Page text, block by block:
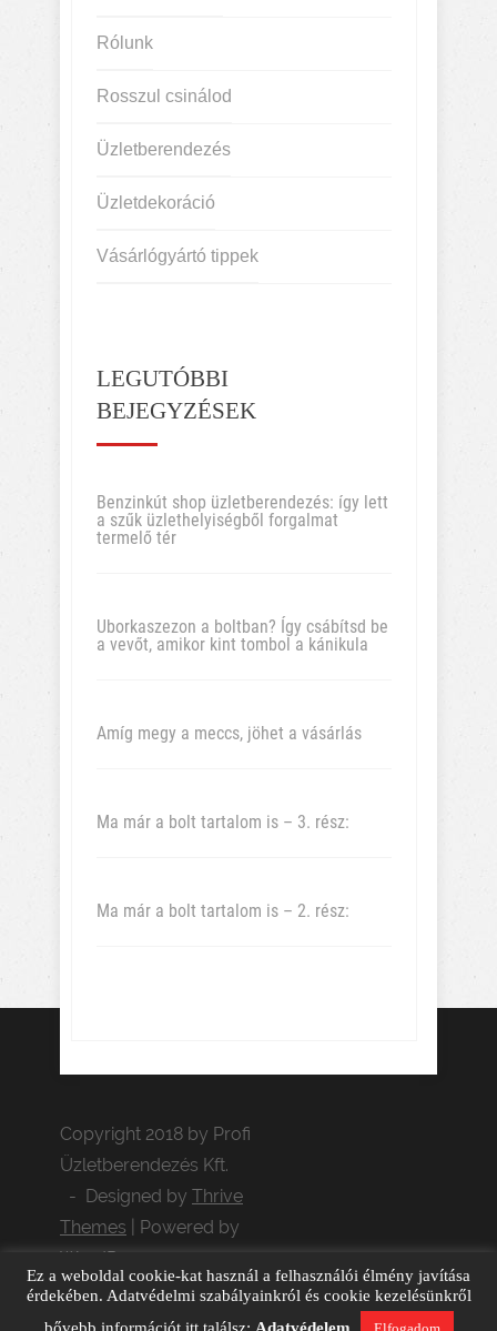
Rólunk
Rosszul csinálod
Üzletberendezés
Üzletdekoráció
Vásárlógyártó tippek
LEGUTÓBBI
BEJEGYZÉSEK
Benzinkút shop üzletberendezés: így lett
a szűk üzlethelyiségből forgalmat
termelő tér
Uborkaszezon a boltban? Így csábítsd be
a vevőt, amikor kint tombol a kánikula
Amíg megy a meccs, jöhet a vásárlás
Ma már a bolt tartalom is – 3. rész:
Ma már a bolt tartalom is – 2. rész:
Copyright 2018 by Profi
Üzletberendezés Kft.
- Designed by Thrive
Themes | Powered by
WordPress
Adatvédelem
GDPR adatkérés
Cookie kezelés
Ez a weboldal cookie-kat használ a felhasználói élmény javítása
érdekében. Adatvédelmi szabályainkról és cookie kezelésünkről